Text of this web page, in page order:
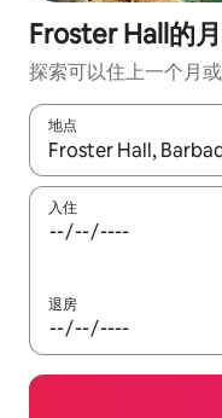
Froster Hall的
探索可以住上一个月
地点
如有搜索结果，请使
入住
退房